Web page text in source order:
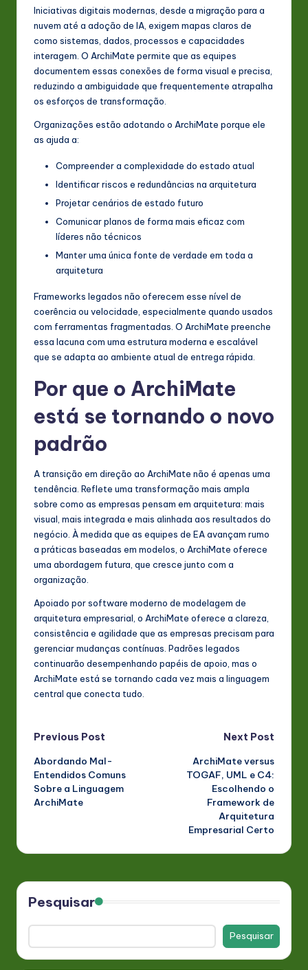
Iniciativas digitais modernas, desde a migração para a
nuvem até a adoção de IA, exigem mapas claros de
como sistemas, dados, processos e capacidades
interagem. O ArchiMate permite que as equipes
documentem essas conexões de forma visual e precisa,
reduzindo a ambiguidade que frequentemente atrapalha
os esforços de transformação.
Organizações estão adotando o ArchiMate porque ele
as ajuda a:
Compreender a complexidade do estado atual
Identificar riscos e redundâncias na arquitetura
Projetar cenários de estado futuro
Comunicar planos de forma mais eficaz com
líderes não técnicos
Manter uma única fonte de verdade em toda a
arquitetura
Frameworks legados não oferecem esse nível de
coerência ou velocidade, especialmente quando usados
com ferramentas fragmentadas. O ArchiMate preenche
essa lacuna com uma estrutura moderna e escalável
que se adapta ao ambiente atual de entrega rápida.
Por que o ArchiMate
está se tornando o novo
padrão
A transição em direção ao ArchiMate não é apenas uma
tendência. Reflete uma transformação mais ampla
sobre como as empresas pensam em arquitetura: mais
visual, mais integrada e mais alinhada aos resultados do
negócio. À medida que as equipes de EA avançam rumo
a práticas baseadas em modelos, o ArchiMate oferece
uma abordagem futura, que cresce junto com a
organização.
Apoiado por software moderno de modelagem de
arquitetura empresarial, o ArchiMate oferece a clareza,
consistência e agilidade que as empresas precisam para
gerenciar mudanças contínuas. Padrões legados
continuarão desempenhando papéis de apoio, mas o
ArchiMate está se tornando cada vez mais a linguagem
central que conecta tudo.
Post
navigation
Previous Post
Abordando Mal-
Entendidos Comuns
Sobre a Linguagem
ArchiMate
Next Post
ArchiMate versus
TOGAF, UML e C4:
Escolhendo o
Framework de
Arquitetura
Empresarial Certo
Pesquisar
Pesquisar